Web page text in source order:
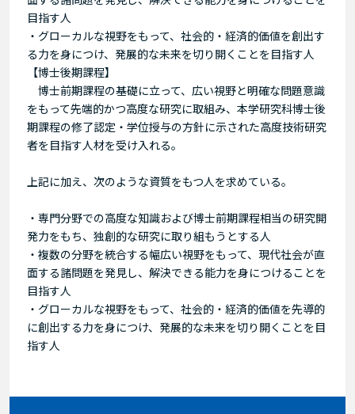
目指す人
・グローカルな視野をもって、社会的・経済的価値を創出す
る力を身につけ、発展的な未来を切り開くことを目指す人
【博士後期課程】
博士前期課程の基礎に立って、広い視野と明確な問題意識
をもって先端的かつ高度な研究に取組み、本学研究科博士後
期課程の修了認定・学位授与の方針に示された高度技術研究
者を目指す人材を受け入れる。
上記に加え、次のような資質をもつ人を求めている。
・専門分野での高度な知識および博士前期課程相当の研究開
発力をもち、独創的な研究に取り組もうとする人
・複数の分野を統合する幅広い視野をもって、現代社会が直
面する諸問題を発見し、解決できる能力を身につけることを
目指す人
・グローカルな視野をもって、社会的・経済的価値を先導的
に創出する力を身につけ、発展的な未来を切り開くことを目
指す人